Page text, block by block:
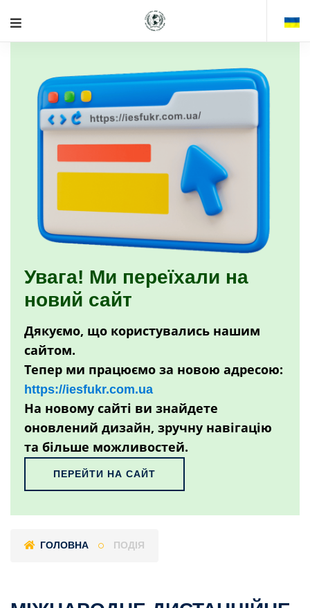
Увага! Ми переїхали на
новий сайт
Дякуємо, що користувались нашим
сайтом.
Тепер ми працюємо за новою адресою:
https://iesfukr.com.ua
На новому сайті ви знайдете
оновлений дизайн, зручну навігацію
та більше можливостей.
ПЕРЕЙТИ НА САЙТ
ГОЛОВНА ПОДІЯ